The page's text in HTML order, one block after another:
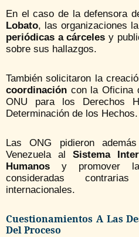
En el caso de la defensora
Lobato, las organizaciones
periódicas a cárceles y
sobre sus hallazgos.
También solicitaron la
coordinación con la Oficina
ONU para los Derechos
Determinación de los Hechos.
Las ONG pidieron
Venezuela al Sistema
Humanos y promover la
consideradas
internacionales.
Cuestionamientos A Las
Del Proceso